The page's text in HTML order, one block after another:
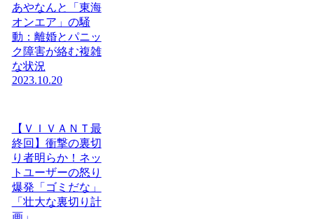
あやなんと「東海
オンエア」の騒
動：離婚とパニッ
ク障害が絡む複雑
な状況
2023.10.20
【ＶＩＶＡＮＴ最
終回】衝撃の裏切
り者明らか！ネッ
トユーザーの怒り
爆発「ゴミだな」
「壮大な裏切り計
画」